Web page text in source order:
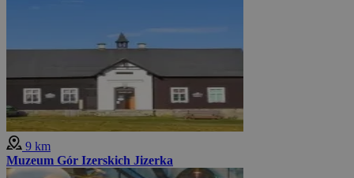
9 km
Muzeum Gór Izerskich Jizerka